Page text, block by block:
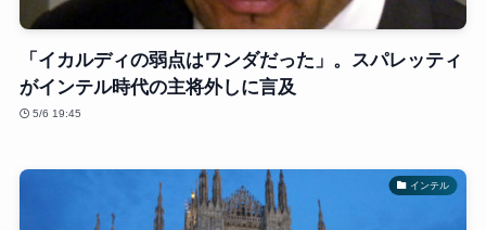
「イカルディの弱点はワンダだった」。スパレッティ
がインテル時代の主将外しに言及
5/6 19:45
インテル